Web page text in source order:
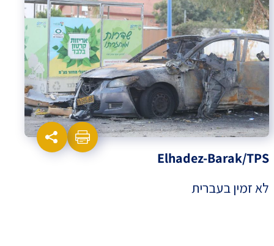
Elhadez-Barak/TPS
לא זמין בעברית